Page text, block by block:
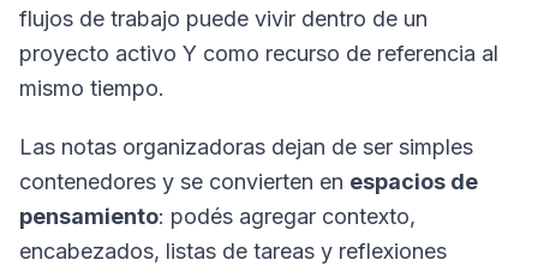
flujos de trabajo puede vivir dentro de un
proyecto activo Y como recurso de referencia al
mismo tiempo.
Las notas organizadoras dejan de ser simples
contenedores y se convierten en espacios de
pensamiento: podés agregar contexto,
encabezados, listas de tareas y reflexiones